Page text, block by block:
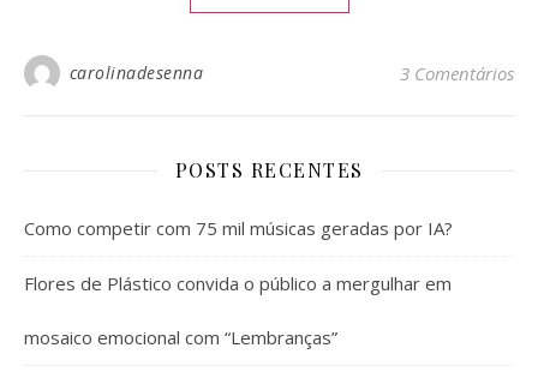
carolinadesenna 3 Comentários
POSTS RECENTES
Como competir com 75 mil músicas geradas por IA?
Flores de Plástico convida o público a mergulhar em
mosaico emocional com “Lembranças”